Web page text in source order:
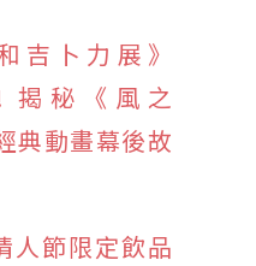
吉卜力展》
揭秘《風之
典動畫幕後故
人節限定飲品